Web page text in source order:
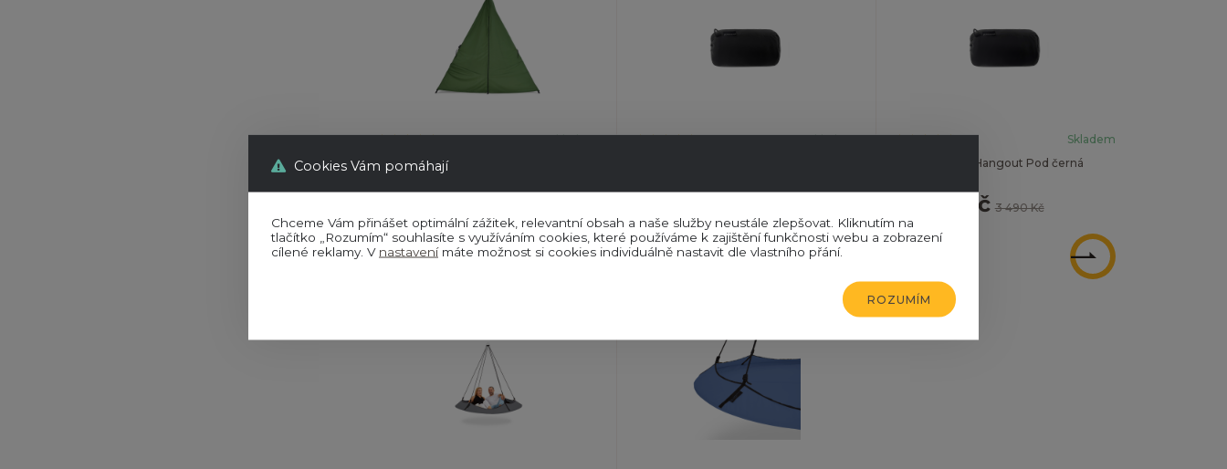
Skladem
Plachta proti dešti na stojan Hangout
ZOBRAZIT
Skladem
ZOBRAZIT
Skladem
Moskytiéra na Hangout Pod černá
1 490 Kč 3 490 Kč
ZOBRAZIT
Cookies Vám pomáhají
Chceme Vám přinášet optimální zážitek, relevantní obsah a naše služby neustále zlepšovat. Kliknutím na
tlačítko „Rozumím“ souhlasíte s využíváním cookies, které používáme k zajištění funkčnosti webu a zobrazení
cílené reklamy. V nastavenímáte možnost si cookies individuálně nastavit dle vlastního přání.
ROZUMÍM